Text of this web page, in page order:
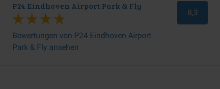
P24 Eindhoven Airport Park & Fly
Bewertungen von P24 Eindhoven Airport
Park & Fly ansehen
8,3